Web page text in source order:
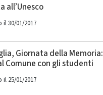
all’Unesco
30/01/2017
Giornata della Memoria:
Comune con gli studenti
25/01/2017